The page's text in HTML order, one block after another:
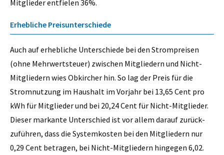
Mitglieder entfielen 36%.
Erhebliche Preisunterschiede
Auch auf erhebliche Unter­schiede bei den Strompreisen
(ohne Mehrwertsteuer) zwischen Mitgliedern und Nicht-
Mitgliedern wies Obkircher hin. So lag der Preis für die
Stromnutzung im Haushalt im Vorjahr bei 13,65 Cent pro
kWh für Mitglieder und bei 20,24 Cent für Nicht-Mitglieder.
Dieser markante Unterschied ist vor allem darauf zurück­
zuführen, dass die Systemkosten bei den Mitgliedern nur
0,29 Cent betragen, bei Nicht-Mitgliedern hingegen 6,02.